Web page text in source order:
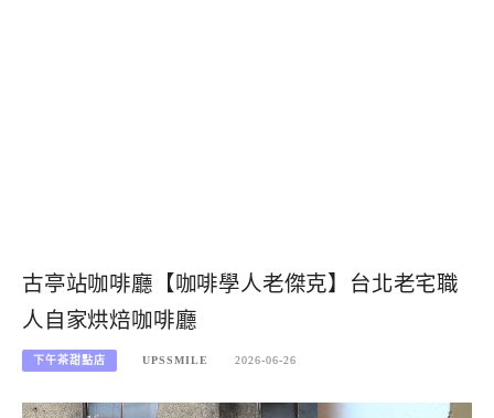
古亭站咖啡廳【咖啡學人老傑克】台北老宅職
人自家烘焙咖啡廳
下午茶甜點店 UPSSMILE 2026-06-26